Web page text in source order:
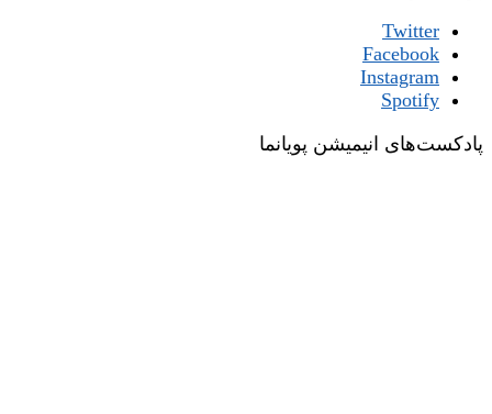
Twitter
Facebook
Instagram
Spotify
پادکست‌های انیمیشن پویانما